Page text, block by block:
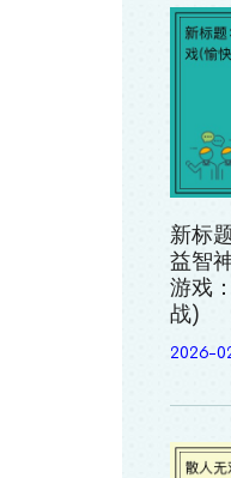
新标
益智
游戏
战)
2026-